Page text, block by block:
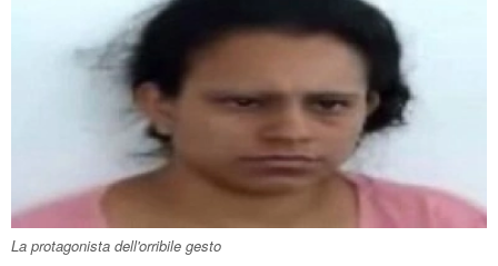
La protagonista dell'orribile gesto